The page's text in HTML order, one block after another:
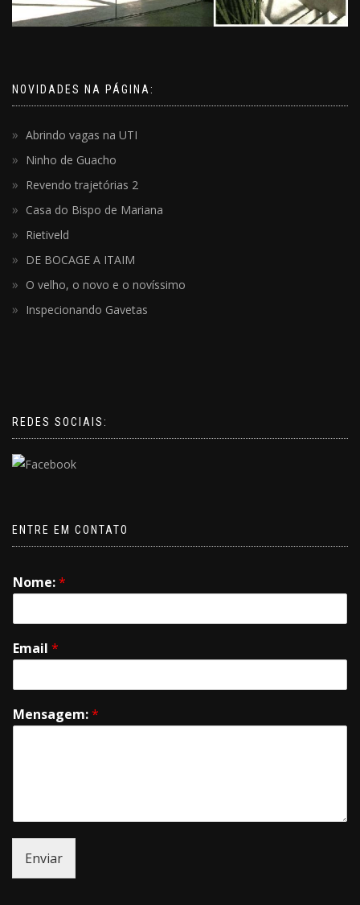
NOVIDADES NA PÁGINA:
Abrindo vagas na UTI
Ninho de Guacho
Revendo trajetórias 2
Casa do Bispo de Mariana
Rietiveld
DE BOCAGE A ITAIM
O velho, o novo e o novíssimo
Inspecionando Gavetas
REDES SOCIAIS:
ENTRE EM CONTATO
Nome:*
Email *
Mensagem:*
Enviar